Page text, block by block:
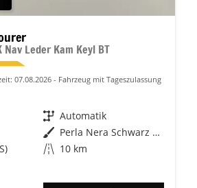
Nav Leder Kam Keyl BT
07.08.2026 Fahrzeug mit Tageszulassung
Getriebe Automatik
Außenfarbe
Perla Nera Schwarz Metallic
Kilometerstand 10 km